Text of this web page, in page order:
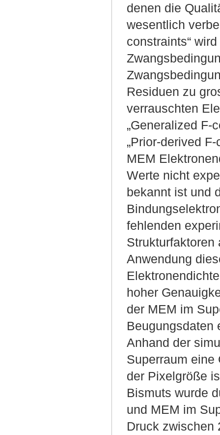
denen die
wesentlich
constraints“
Residuen zu
verrauschten
„Generalized F-
„Prior-derived
MEM
Werte nicht
bekannt ist und
fehlenden
Strukturfaktoren
Anwendung
hoher
der MEM im
Beugungsdaten
Anhand der
Superraum eine
der Pixelgröße
Bismuts wurde
und MEM im
Druck zwischen